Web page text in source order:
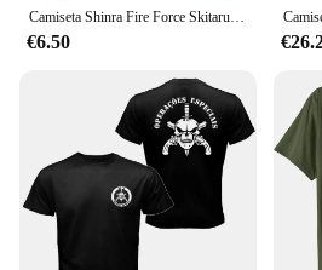
Camiseta Shinra Fire Force Skitaru Shonen Tamaki Fire Ffighters, camisa Benimar
€6.50